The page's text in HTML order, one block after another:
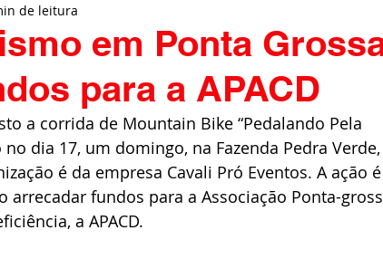
Entrevista
ambiente Comunicação Empreendedorismo
Cultura Assistência Social
em Ponta
para a APACD
de leitura
a corrida de Mountain Bike “Pedalando Pela
no dia 17, um domingo, na Fazenda Pedra
é da empresa Cavali Pró Eventos. A ação é
fundos para a Associação Ponta-
a APACD.